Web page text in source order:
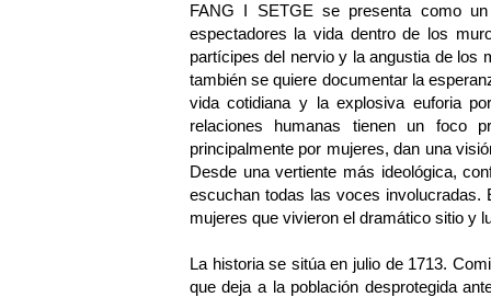
FANG I SETGE se presenta como
espectadores la vida dentro de los
partícipes del nervio y la angustia de los
también se quiere documentar la
vida cotidiana y la explosiva euforia
relaciones humanas tienen un foco
principalmente por mujeres, dan una
Desde una vertiente más ideológica,
escuchan todas las voces
mujeres que vivieron el dramático sitio y
La historia se sitúa en julio de 1713.
que deja a la población desprotegida